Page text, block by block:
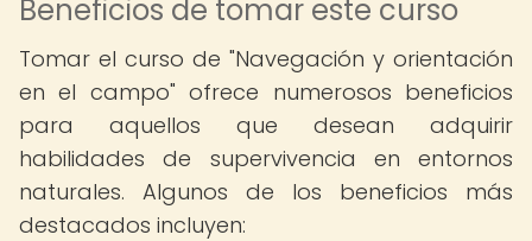
Beneficios de tomar este curso
Tomar el curso de "Navegación y orientación
en el campo" ofrece numerosos beneficios
para aquellos que desean adquirir
habilidades de supervivencia en entornos
naturales. Algunos de los beneficios más
destacados incluyen: